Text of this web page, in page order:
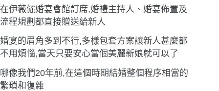
在伊薇儷婚宴會館訂席,婚禮主持人、婚宴佈置及
流程規劃都直接贈送給新人
婚宴的眉角多到不行,多樣包套方案讓新人甚麼都
不用煩惱,當天只要安心當個美麗新娘就可以了
哪像我們20年前,在這個時期結婚整個程序相當的
繁瑣和復雜